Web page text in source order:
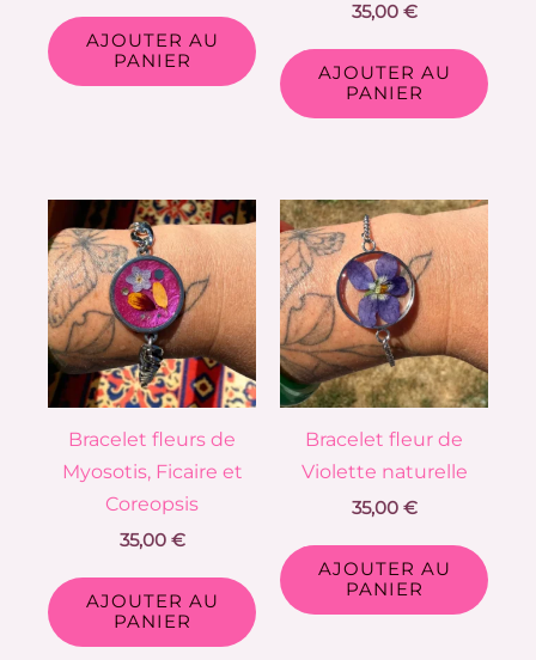
AJOUTER AU
PANIER
35,00 €
AJOUTER AU
PANIER
Bracelet fleurs de
Myosotis, Ficaire et
Coreopsis
35,00 €
AJOUTER AU
PANIER
Bracelet fleur de
Violette naturelle
35,00 €
AJOUTER AU
PANIER